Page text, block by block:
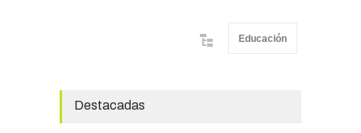
Educación
Destacadas